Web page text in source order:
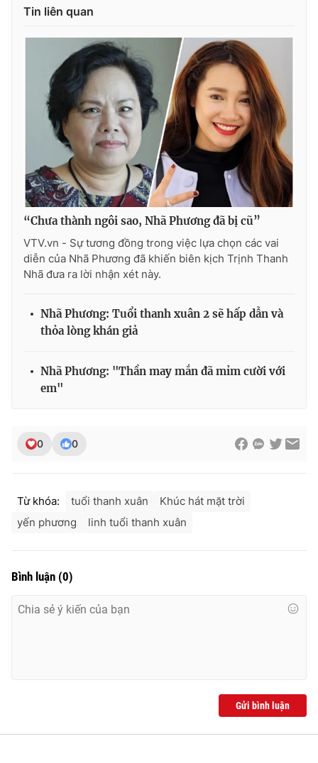
Ðiện thoại Thời báo VTV:
Liên hệ quảng cáo:024-7300.7108
® Cấm sao chép dưới mọi hình thức nếu không có sự chấp
thuận bằng văn bản. Ghi rõ nguồn VTV.vn khi phát hành lại
thông tin từ website này.
Tin liên quan
“Chưa thành ngôi sao, Nhã Phương đã bị cũ”
VTV.vn - Sự tương đồng trong việc lựa chọn các vai
diễn của Nhã Phương đã khiến biên kịch Trịnh Thanh
Nhã đưa ra lời nhận xét này.
Nhã Phương: Tuổi thanh xuân 2 sẽ hấp dẫn và
thỏa lòng khán giả
Nhã Phương: "Thần may mắn đã mỉm cười với
em"
0 0
Từ khóa: tuổi thanh xuân
Khúc hát mặt trời
yến phương
linh tuổi thanh xuân
Bình luận (0)
Gửi bình luận